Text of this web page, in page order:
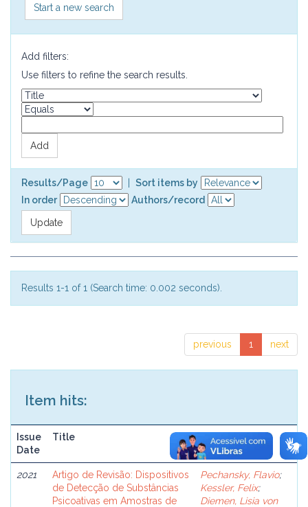
Start a new search
Add filters:
Use filters to refine the search results.
Results/Page
Sort items by
In order
Authors/record
Results 1-1 of 1 (Search time: 0.002 seconds).
previous 1 next
Item hits:
Issue
Date
Title Author(s)
2021
Artigo de Revisão: Dispositivos
de Detecção de Substâncias
Psicoativas em Amostras de
Pechansky, Flavio;
Kessler, Felix;
Diemen, Lisia von